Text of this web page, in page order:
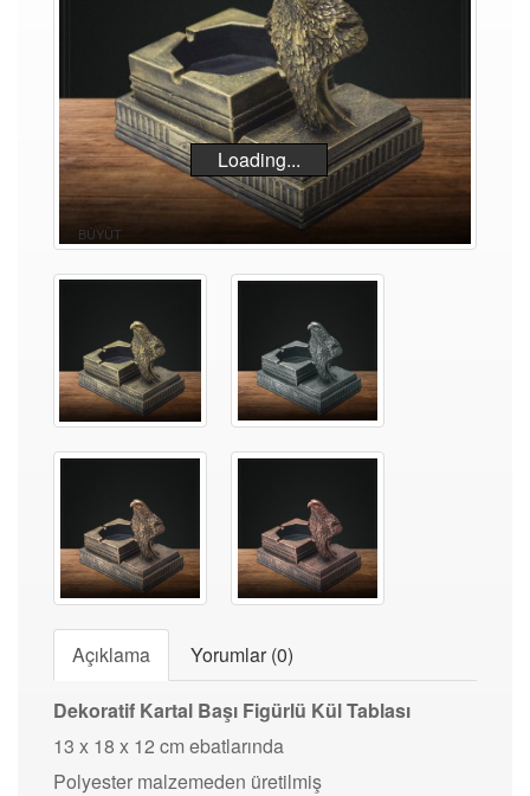
Loading...
BÜYÜT
Açıklama Yorumlar (0)
Dekoratif Kartal Başı Figürlü Kül Tablası
13 x 18 x 12 cm ebatlarında
Polyester malzemeden üretilmiş